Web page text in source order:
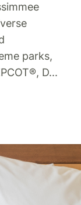
parks,
D...